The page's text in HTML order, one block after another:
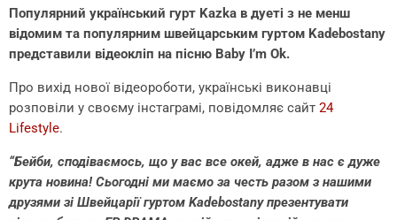
Популярний український гурт Kazka в дуеті з не менш
відомим та популярним швейцарським гуртом Kadebostany
представили відеокліп на пісню Baby I’m Ok.
Про вихід нової відеороботи, українські виконавці
розповіли у своєму інстаграмі, повідомляє сайт 24
Lifestyle.
“Бейби, сподіваємось, що у вас все окей, адже в нас є дуже
крута новина! Сьогодні ми маємо за честь разом з нашими
друзями зі Швейцарії гуртом Kadebostany презентувати